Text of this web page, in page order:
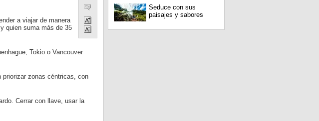
a viajar de manera
quien suma más de 35
Tokio o Vancouver
priorizar zonas céntricas, con
Cerrar con llave, usar la
Seduce con sus
paisajes y sabores